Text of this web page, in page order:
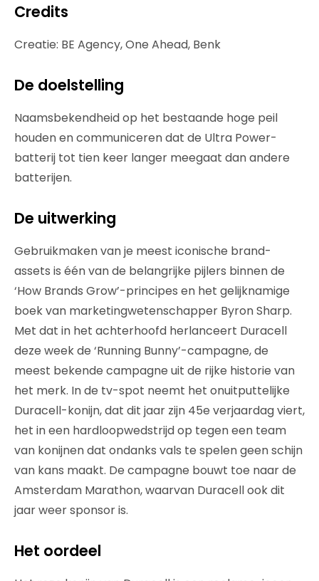
Credits
Creatie: BE Agency, One Ahead, Benk
De doelstelling
Naamsbekendheid op het bestaande hoge peil
houden en communiceren dat de Ultra Power-
batterij tot tien keer langer meegaat dan andere
batterijen.
De uitwerking
Gebruikmaken van je meest iconische brand-
assets is één van de belangrijke pijlers binnen de
‘How Brands Grow’-principes en het gelijknamige
boek van marketingwetenschapper Byron Sharp.
Met dat in het achterhoofd herlanceert Duracell
deze week de ‘Running Bunny’-campagne, de
meest bekende campagne uit de rijke historie van
het merk. In de tv-spot neemt het onuitputtelijke
Duracell-konijn, dat dit jaar zijn 45e verjaardag viert,
het in een hardloopwedstrijd op tegen een team
van konijnen dat ondanks vals te spelen geen schijn
van kans maakt. De campagne bouwt toe naar de
Amsterdam Marathon, waarvan Duracell ook dit
jaar weer sponsor is.
Het oordeel